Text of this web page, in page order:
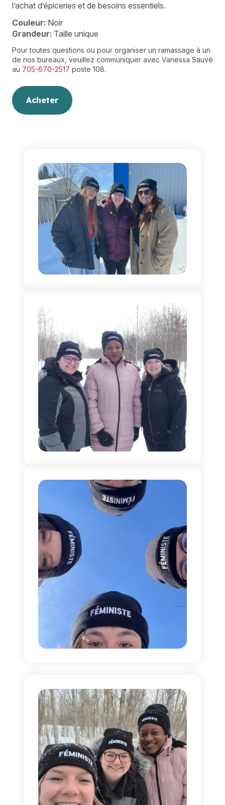
l’achat d’épiceries et de besoins essentiels.
Couleur: Noir
Grandeur: Taille unique
Pour toutes questions ou pour organiser un ramassage à un
de nos bureaux, veuillez communiquer avec Vanessa Sauvé
au 705-670-2517 poste 108.
Acheter